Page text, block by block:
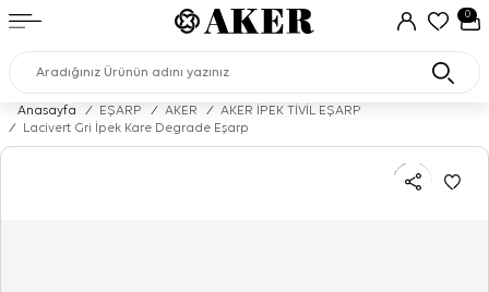
0
Anasayfa / EŞARP / AKER /
AKER İPEK TİVİL EŞARP
/
Lacivert Gri İpek Kare Degrade Eşarp